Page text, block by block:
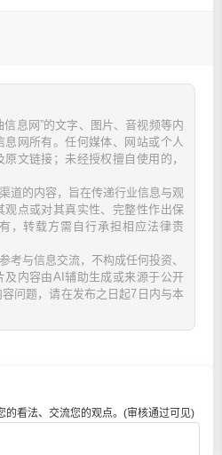
息网”的文字、图片、音视频等内
网所有。任何媒体、网站或个人
文链接；未经授权擅自使用的，
道的内容，旨在传递行业信息与观
观点或对其真实性、完整性作出保
，转载方需自行承担相应法律责
考与信息交流，不构成任何投资、
及内容由AI辅助生成或来源于公开
问题，请在发布之日起7日内与本
看法、交流您的观点。(审核通过可见)